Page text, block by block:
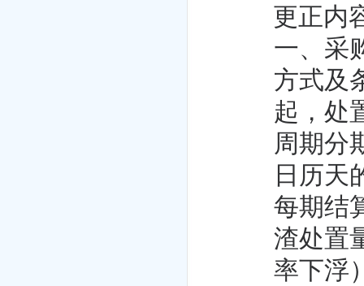
更正内
一、采
方式及
起，处
周期分
日历天
每期结
渣处置
率下浮